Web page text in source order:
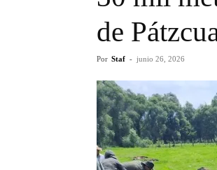
de
Por Staf - junio 26, 2026